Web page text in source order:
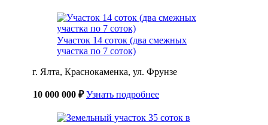
Участок 14 соток (два смежных
участка по 7 соток)
г. Ялта, Краснокаменка, ул. Фрунзе
10 000 000 ₽ Узнать подробнее